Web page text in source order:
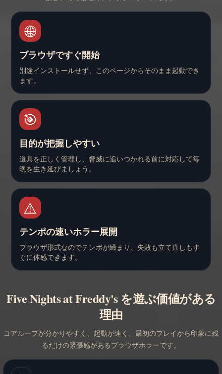
🌐
ブラウザですぐ開始
別途インストールせず、このページからそのまま起動でき
ます。
🎯
目的が把握しやすい
道具を正しく管理し、脅威に追いつかれる前に対応して毎
晩を生き延びましょう。
⚠️
テンポの速いホラー展開
ブラウザ形式なのでテンポが締まり、失敗も立て直しもす
ぐに体感できます。
Five Nights at Freddy's を遊ぶ価値がある
理由
コアループが分かりやすく、起動が速く、最初のプレイから印象に残
るだけの緊張感があるブラウザホラーです。